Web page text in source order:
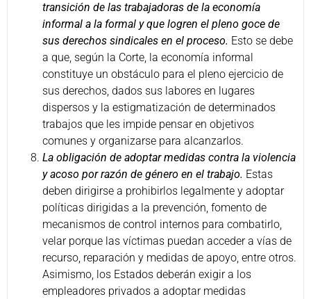
transición de las trabajadoras de la economía
informal a la formal y que logren el pleno goce de
sus derechos sindicales en el proceso. Esto se debe
a que, según la Corte, la economía informal
constituye un obstáculo para el pleno ejercicio de
sus derechos, dados sus labores en lugares
dispersos y la estigmatización de determinados
trabajos que les impide pensar en objetivos
comunes y organizarse para alcanzarlos.
La obligación de adoptar medidas contra la violencia
y acoso por razón de género en el trabajo. Estas
deben dirigirse a prohibirlos legalmente y adoptar
políticas dirigidas a la prevención, fomento de
mecanismos de control internos para combatirlo,
velar porque las víctimas puedan acceder a vías de
recurso, reparación y medidas de apoyo, entre otros.
Asimismo, los Estados deberán exigir a los
empleadores privados a adoptar medidas